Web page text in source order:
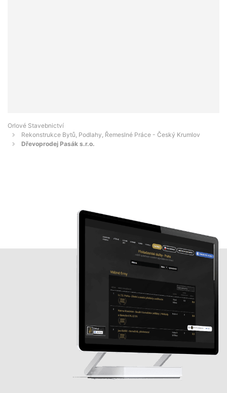
Orlové Stavebnictví
Rekonstrukce Bytů, Podlahy, Řemeslné Práce - Český Krumlov
Dřevoprodej Pasák s.r.o.